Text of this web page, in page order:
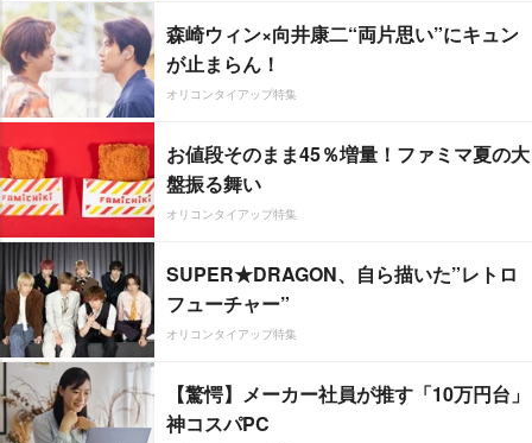
森崎ウィン×向井康二“両片思い”にキュン
が止まらん！
オリコンタイアップ特集
お値段そのまま45％増量！ファミマ夏の大
盤振る舞い
オリコンタイアップ特集
SUPER★DRAGON、自ら描いた”レトロ
フューチャー”
オリコンタイアップ特集
【驚愕】メーカー社員が推す「10万円台」
神コスパPC